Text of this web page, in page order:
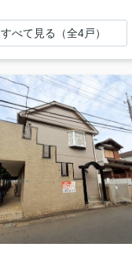
すべて見る（全4戸）